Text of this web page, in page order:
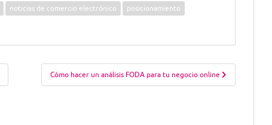
noticias de comercio electrónico posicionamiento
Cómo hacer un análisis FODA para tu negocio online